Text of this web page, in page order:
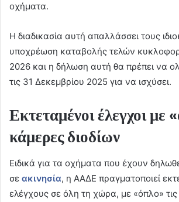
οχήματα.
Η διαδικασία αυτή απαλλάσσει τους
υποχρέωση καταβολής τελών
2026 και η δήλωση αυτή θα πρέπει να
τις 31 Δεκεμβρίου 2025 για να ισχύσει.
Εκτεταμένοι έλεγχοι με
κάμερες διοδίων
Ειδικά για τα οχήματα που έχουν
σε ακινησία, η ΑΑΔΕ πραγματοποιεί
ελέγχους σε όλη τη χώρα, με «όπλο»